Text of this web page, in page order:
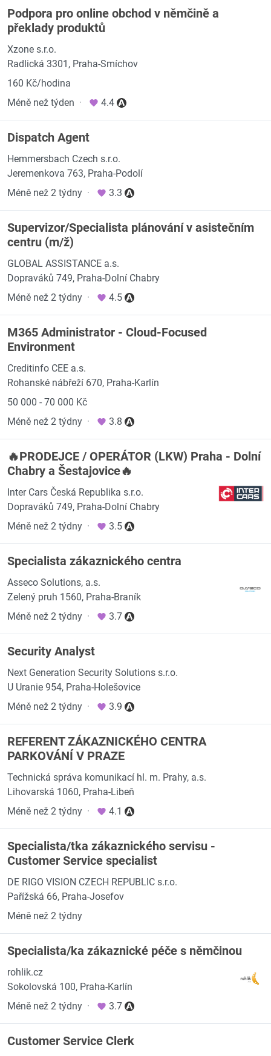
Podpora pro online obchod v němčině a
překlady produktů
Xzone s.r.o.
Radlická 3301, Praha-Smíchov
160 Kč/hodina
Méně než týden · 4.4
Dispatch Agent
Hemmersbach Czech s.r.o.
Jeremenkova 763, Praha-Podolí
Méně než 2 týdny · 3.3
Supervizor/Specialista plánování v asistečním
centru (m/ž)
GLOBAL ASSISTANCE a.s.
Dopraváků 749, Praha-Dolní Chabry
Méně než 2 týdny · 4.5
M365 Administrator - Cloud-Focused
Environment
Creditinfo CEE a.s.
Rohanské nábřeží 670, Praha-Karlín
50 000 - 70 000 Kč
Méně než 2 týdny · 3.8
🔥PRODEJCE / OPERÁTOR (LKW) Praha - Dolní
Chabry a Šestajovice🔥
Inter Cars Česká Republika s.r.o.
Dopraváků 749, Praha-Dolní Chabry
Méně než 2 týdny · 3.5
Specialista zákaznického centra
Asseco Solutions, a.s.
Zelený pruh 1560, Praha-Braník
Méně než 2 týdny · 3.7
Security Analyst
Next Generation Security Solutions s.r.o.
U Uranie 954, Praha-Holešovice
Méně než 2 týdny · 3.9
REFERENT ZÁKAZNICKÉHO CENTRA
PARKOVÁNÍ V PRAZE
Technická správa komunikací hl. m. Prahy, a.s.
Lihovarská 1060, Praha-Libeň
Méně než 2 týdny · 4.1
Specialista/tka zákaznického servisu -
Customer Service specialist
DE RIGO VISION CZECH REPUBLIC s.r.o.
Pařížská 66, Praha-Josefov
Méně než 2 týdny
Specialista/ka zákaznické péče s němčinou
rohlik.cz
Sokolovská 100, Praha-Karlín
Méně než 2 týdny · 3.7
Customer Service Clerk